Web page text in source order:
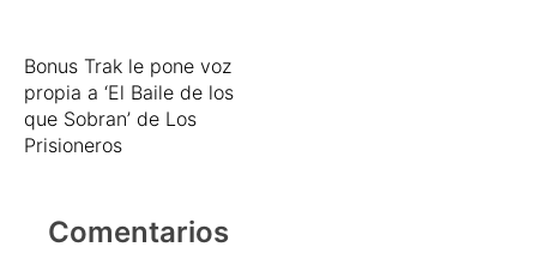
Bonus Trak le pone voz
propia a ‘El Baile de los
que Sobran’ de Los
Prisioneros
Comentarios